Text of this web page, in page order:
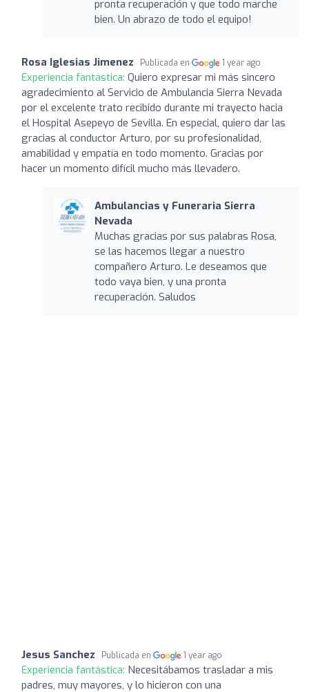
pronta recuperación y que todo marche
bien. Un abrazo de todo el equipo!
Rosa Iglesias Jimenez Publicada en 1 year ago
Experiencia fantástica: Quiero expresar mi más sincero
agradecimiento al Servicio de Ambulancia Sierra Nevada
por el excelente trato recibido durante mi trayecto hacia
el Hospital Asepeyo de Sevilla. En especial, quiero dar las
gracias al conductor Arturo, por su profesionalidad,
amabilidad y empatía en todo momento. Gracias por
hacer un momento difícil mucho más llevadero.
Ambulancias y Funeraria Sierra
Nevada
Muchas gracias por sus palabras Rosa,
se las hacemos llegar a nuestro
compañero Arturo. Le deseamos que
todo vaya bien, y una pronta
recuperación. Saludos
Jesus Sanchez Publicada en 1 year ago
Experiencia fantástica: Necesitábamos trasladar a mis
padres, muy mayores, y lo hicieron con una